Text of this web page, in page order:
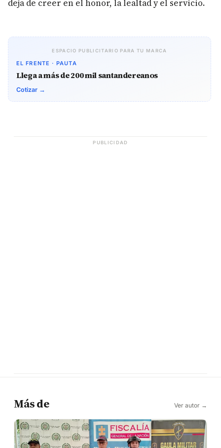
deja de creer en el honor, la lealtad y el servicio.
ESPACIO PUBLICITARIO PARA TU MARCA
EL FRENTE · PAUTA
Llega a más de 200 mil santandereanos
Cotizar →
PUBLICIDAD
Más de Ver autor →